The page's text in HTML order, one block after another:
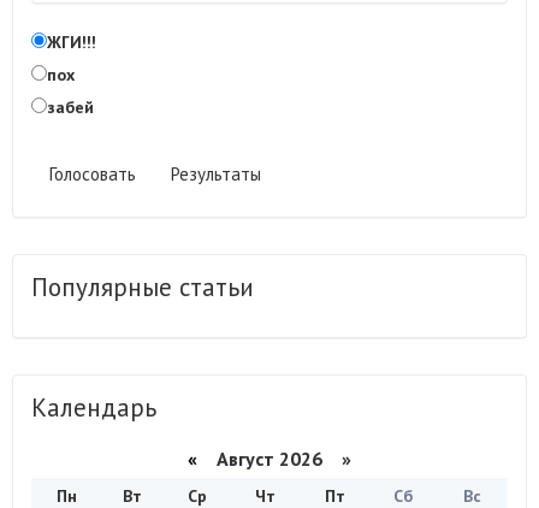
ЖГИ!!!
пох
забей
Голосовать Результаты
Популярные статьи
Календарь
« Август 2026 »
Пн Вт Ср Чт Пт Сб
Вс